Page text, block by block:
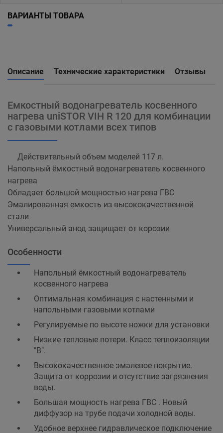
ВАРИАНТЫ ТОВАРА
Описание Технические характеристики Отзывы
Емкостный водонагреватель косвенного
нагрева uniSTOR VIH R 120 для комбинации
с газовыми котлами всех типов
Действительный объем моделей 117 л.
Напольный ёмкостный водонагреватель косвенного
нагрева
Обладает большой мощностью нагрева ГВС
Эмалированная емкость из высококачественной
стали
Универсальный анод защищает от корозии
Особенности
Напольный ёмкостный водонагреватель
косвенного нагрева
Оптимальная комбинация с настенными и
напольными газовыми котлами
Регулируемые по высоте ножки для установки
Низкие тепловые потери. Класс теплоизоляции
"В".
Высококачественное эмалевое покрытие.
Защита от коррозии и отсутствие загрязнения
воды.
Большая мощность нагрева ГВС . Новый
диффузор на трубе подачи холодной воды.
Удобное верхнее гидравлическое подключение